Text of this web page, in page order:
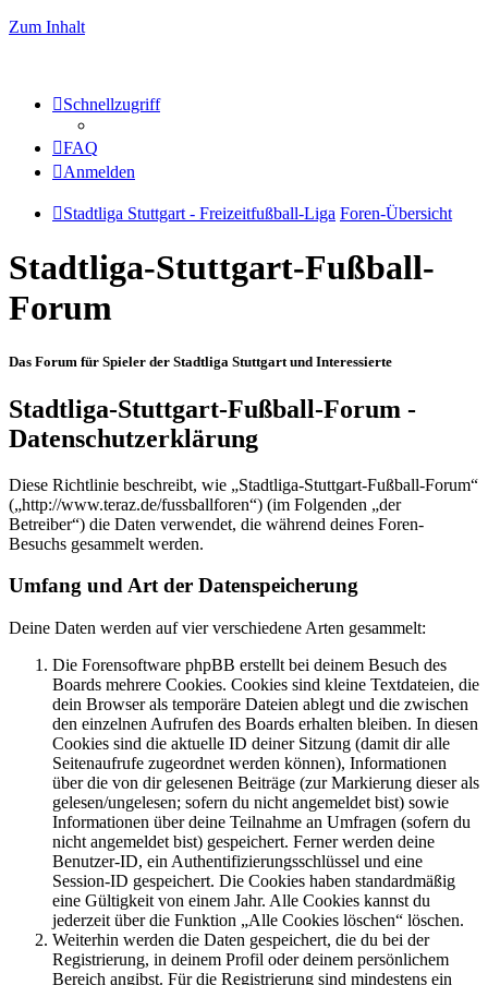
Zum Inhalt
Schnellzugriff
FAQ
Anmelden
Stadtliga Stuttgart - Freizeitfußball-Liga Foren-Übersicht
Stadtliga-Stuttgart-Fußball-
Forum
Das Forum für Spieler der Stadtliga Stuttgart und Interessierte
Stadtliga-Stuttgart-Fußball-Forum -
Datenschutzerklärung
Diese Richtlinie beschreibt, wie „Stadtliga-Stuttgart-Fußball-Forum“
(„http://www.teraz.de/fussballforen“) (im Folgenden „der
Betreiber“) die Daten verwendet, die während deines Foren-
Besuchs gesammelt werden.
Umfang und Art der Datenspeicherung
Deine Daten werden auf vier verschiedene Arten gesammelt:
Die Forensoftware phpBB erstellt bei deinem Besuch des
Boards mehrere Cookies. Cookies sind kleine Textdateien, die
dein Browser als temporäre Dateien ablegt und die zwischen
den einzelnen Aufrufen des Boards erhalten bleiben. In diesen
Cookies sind die aktuelle ID deiner Sitzung (damit dir alle
Seitenaufrufe zugeordnet werden können), Informationen
über die von dir gelesenen Beiträge (zur Markierung dieser als
gelesen/ungelesen; sofern du nicht angemeldet bist) sowie
Informationen über deine Teilnahme an Umfragen (sofern du
nicht angemeldet bist) gespeichert. Ferner werden deine
Benutzer-ID, ein Authentifizierungsschlüssel und eine
Session-ID gespeichert. Die Cookies haben standardmäßig
eine Gültigkeit von einem Jahr. Alle Cookies kannst du
jederzeit über die Funktion „Alle Cookies löschen“ löschen.
Weiterhin werden die Daten gespeichert, die du bei der
Registrierung, in deinem Profil oder deinem persönlichem
Bereich angibst. Für die Registrierung sind mindestens ein